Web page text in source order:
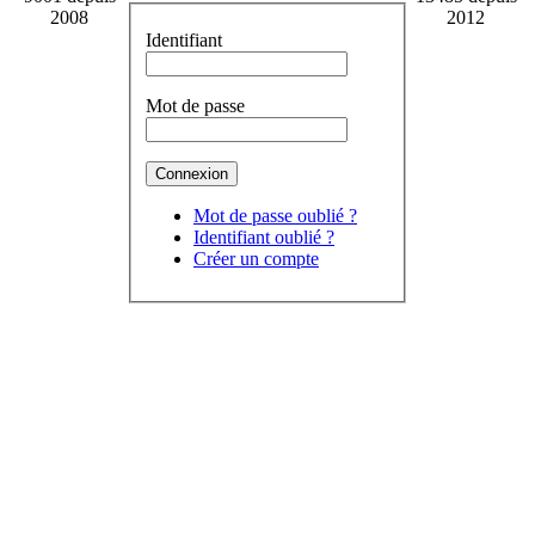
Identifiant
Mot de passe
Mot de passe oublié ?
Identifiant oublié ?
Créer un compte